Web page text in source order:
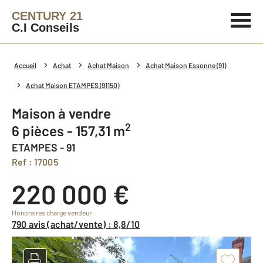
CENTURY 21
C.I Conseils
Accueil Achat Achat Maison Achat Maison Essonne (91)
Achat Maison ETAMPES (91150)
Maison à vendre
6 pièces - 157,31 m2
ETAMPES - 91
Ref : 17005
220 000 €
Honoraires charge vendeur
790 avis (achat/vente) : 8,8/10